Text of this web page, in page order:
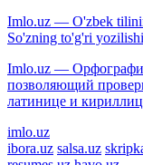
Imlo.uz — O'zbek
So'zning to'g'ri
Imlo.uz —
позволяющий
латинице и
imlo.uz
ibora.uz salsa.uz